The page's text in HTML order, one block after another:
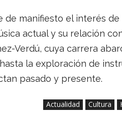
de manifiesto el interés
actual y su relación
Verdú, cuya carrera
la exploración de
pasado y presente.
Actualidad Cultura